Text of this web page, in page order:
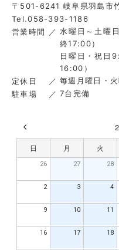
〒501-6241 岐阜県羽島市
Tel.058-393-1186
営業時間
水曜日～土曜
終17:00）
日曜日・祝日
16:00）
定休日
毎週月曜日・
駐車場
7台完備
日 月 火
26 27 28
2 3 4
9 10 11
16 17 18